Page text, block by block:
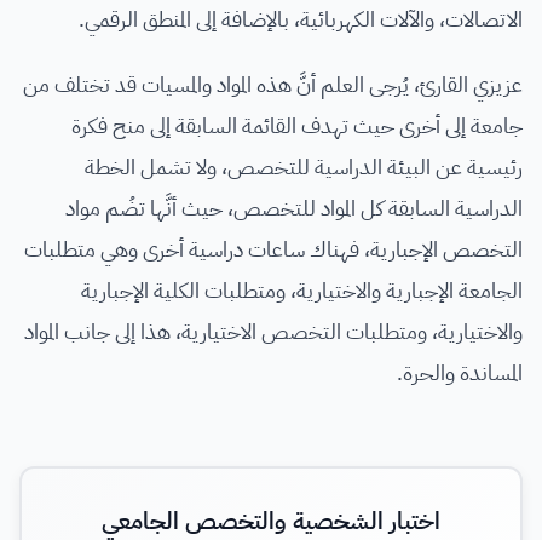
الاتصالات، والآلات الكهربائية، بالإضافة إلى المنطق الرقمي.
عزيزي القارئ، يُرجى العلم أنَّ هذه المواد والمسيات قد تختلف من
جامعة إلى أخرى حيث تهدف القائمة السابقة إلى منح فكرة
رئيسية عن البيئة الدراسية للتخصص، ولا تشمل الخطة
الدراسية السابقة كل المواد للتخصص، حيث أنَّها تضُم مواد
التخصص الإجبارية، فهناك ساعات دراسية أخرى وهي متطلبات
الجامعة الإجبارية والاختيارية، ومتطلبات الكلية الإجبارية
والاختيارية، ومتطلبات التخصص الاختيارية، هذا إلى جانب المواد
المساندة والحرة.
اختبار الشخصية والتخصص الجامعي